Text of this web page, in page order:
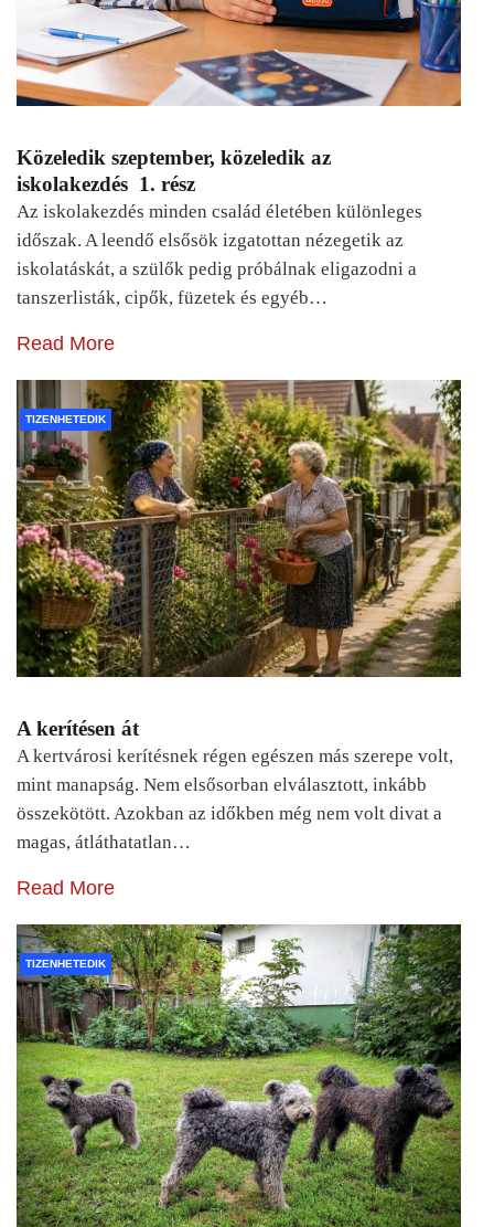
Közeledik szeptember, közeledik az
iskolakezdés 1. rész
Az iskolakezdés minden család életében különleges
időszak. A leendő elsősök izgatottan nézegetik az
iskolatáskát, a szülők pedig próbálnak eligazodni a
tanszerlisták, cipők, füzetek és egyéb…
Read More
TIZENHETEDIK
A kerítésen át
A kertvárosi kerítésnek régen egészen más szerepe volt,
mint manapság. Nem elsősorban elválasztott, inkább
összekötött. Azokban az időkben még nem volt divat a
magas, átláthatatlan…
Read More
TIZENHETEDIK